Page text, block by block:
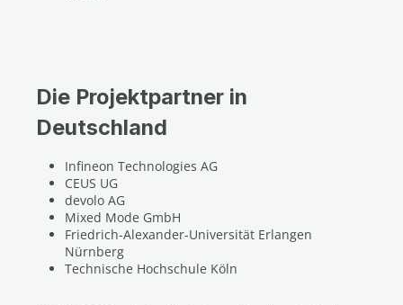
Die Projektpartner in
Deutschland
Infineon Technologies AG
CEUS UG
devolo AG
Mixed Mode GmbH
Friedrich-Alexander-Universität Erlangen
Nürnberg
Technische Hochschule Köln